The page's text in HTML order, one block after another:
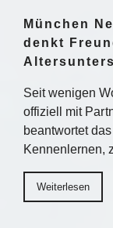
München
denkt
Seit wenigen
offiziell mit
beantwortet
Kennenlernen,
Weiterlesen